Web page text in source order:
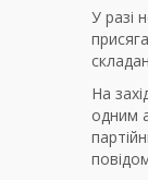
У разі
На
одним